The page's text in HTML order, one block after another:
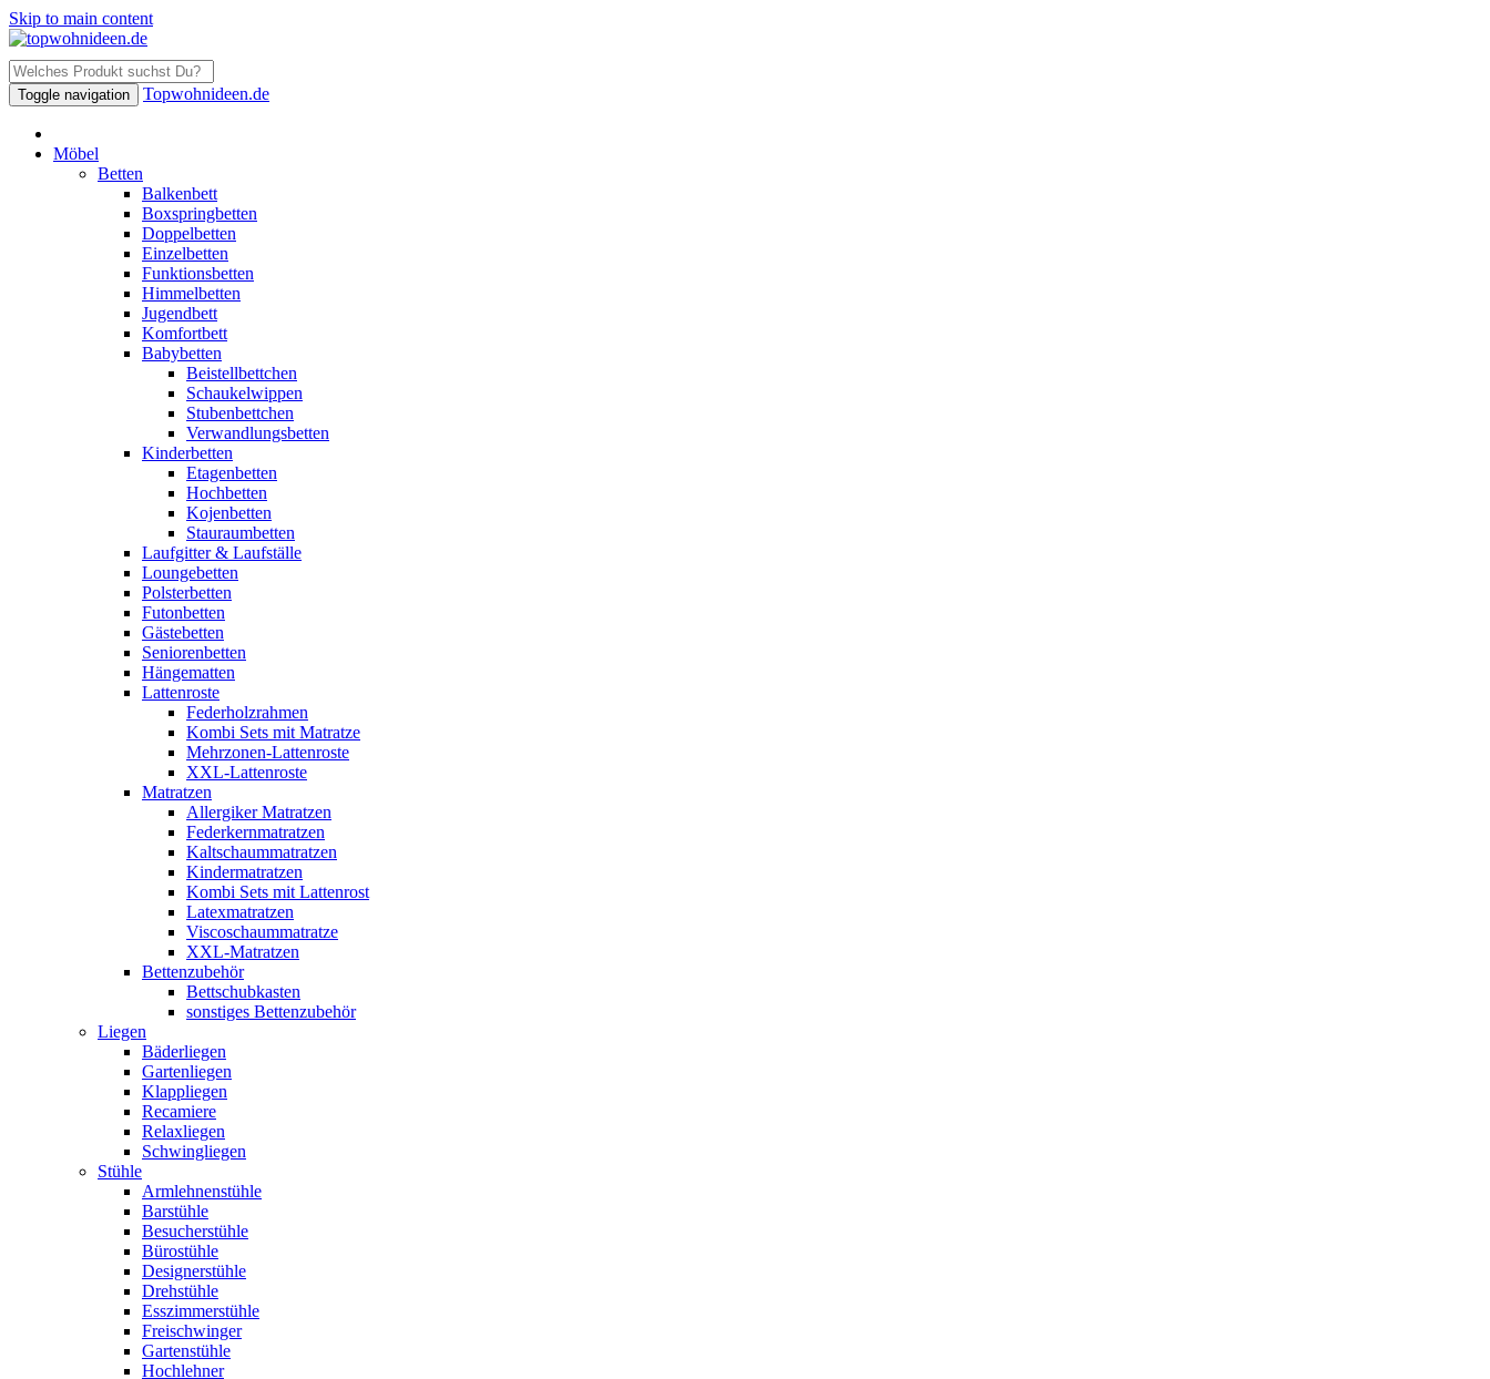
Skip to main content
Toggle navigation Topwohnideen.de
Möbel
Betten
Balkenbett
Boxspringbetten
Doppelbetten
Einzelbetten
Funktionsbetten
Himmelbetten
Jugendbett
Komfortbett
Babybetten
Beistellbettchen
Schaukelwippen
Stubenbettchen
Verwandlungsbetten
Kinderbetten
Etagenbetten
Hochbetten
Kojenbetten
Stauraumbetten
Laufgitter & Laufställe
Loungebetten
Polsterbetten
Futonbetten
Gästebetten
Seniorenbetten
Hängematten
Lattenroste
Federholzrahmen
Kombi Sets mit Matratze
Mehrzonen-Lattenroste
XXL-Lattenroste
Matratzen
Allergiker Matratzen
Federkernmatratzen
Kaltschaummatratzen
Kindermatratzen
Kombi Sets mit Lattenrost
Latexmatratzen
Viscoschaummatratze
XXL-Matratzen
Bettenzubehör
Bettschubkasten
sonstiges Bettenzubehör
Liegen
Bäderliegen
Gartenliegen
Klappliegen
Recamiere
Relaxliegen
Schwingliegen
Stühle
Armlehnenstühle
Barstühle
Besucherstühle
Bürostühle
Designerstühle
Drehstühle
Esszimmerstühle
Freischwinger
Gartenstühle
Hochlehner